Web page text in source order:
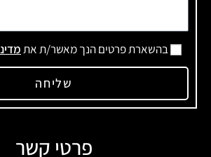
בהשארת פרטים הנך מאשר/ת את
שליחה
פרטי קשר